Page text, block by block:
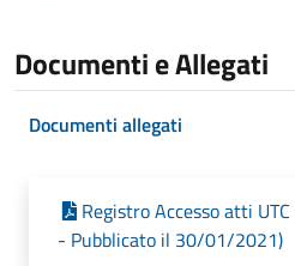
Documenti e Allegati
Documenti allegati
Registro Accesso atti
- Pubblicato il 30/01/2021)